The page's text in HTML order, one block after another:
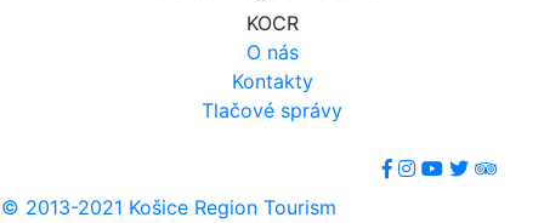
KOCR
O nás
Kontakty
Tlačové správy
© 2013-2021 Košice Region Tourism